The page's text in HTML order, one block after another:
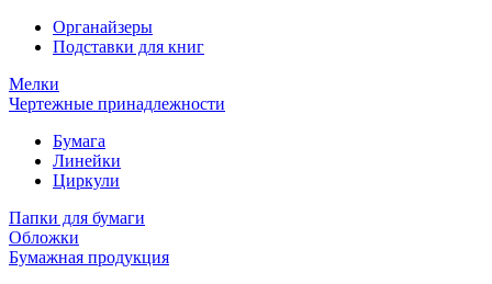
Органайзеры
Подставки для книг
Мелки
Чертежные принадлежности
Бумага
Линейки
Циркули
Папки для бумаги
Обложки
Бумажная продукция